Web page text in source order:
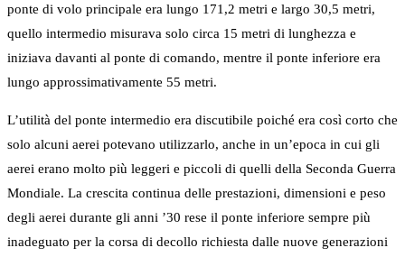
ponte di volo principale era lungo 171,2 metri e largo 30,5 metri,
quello intermedio misurava solo circa 15 metri di lunghezza e
iniziava davanti al ponte di comando, mentre il ponte inferiore era
lungo approssimativamente 55 metri.
L’utilità del ponte intermedio era discutibile poiché era così corto che
solo alcuni aerei potevano utilizzarlo, anche in un’epoca in cui gli
aerei erano molto più leggeri e piccoli di quelli della Seconda Guerra
Mondiale. La crescita continua delle prestazioni, dimensioni e peso
degli aerei durante gli anni ’30 rese il ponte inferiore sempre più
inadeguato per la corsa di decollo richiesta dalle nuove generazioni